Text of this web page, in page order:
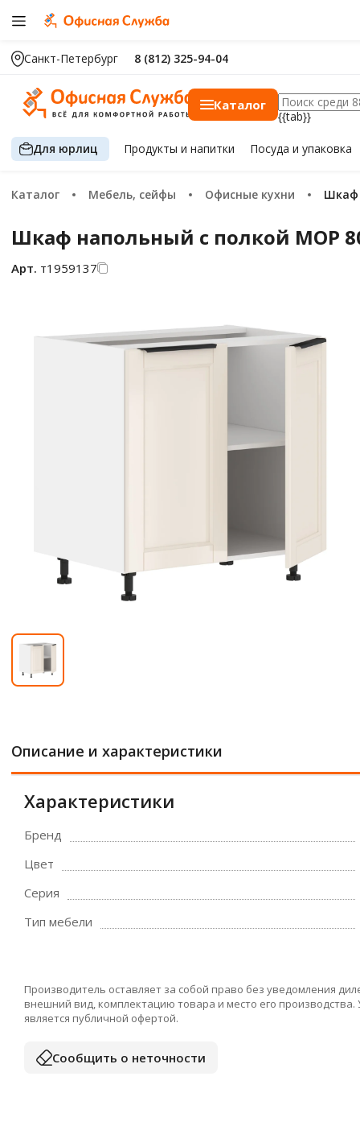
Санкт-Петербург 8 (812) 325-94-04
Каталог
{{tab}}
Для юрлиц Продуктыи напитки Посуда и упаковка
Каталог Мебель, сейфы Офисные кухни
Шкаф напольный с полкой MOP
Арт. т1959137
Описание и характеристики
Характеристики
Бренд
Цвет
Серия
Тип мебели
Производитель оставляет за собой право без уведомления
внешний вид, комплектацию товара и место его
является публичной офертой.
Сообщить о неточности